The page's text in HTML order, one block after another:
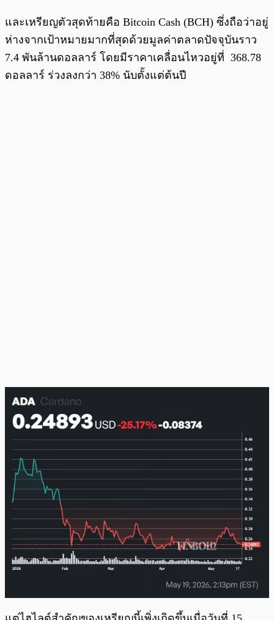
และเหรียญตัวสุดท้ายคือ Bitcoin Cash (BCH) ซึ่งถือว่าอยู่
ห่างจากเป้าหมายมากที่สุดด้วยมูลค่าตลาดปัจจุบันราว
7.4 พันล้านดอลลาร์ โดยมีราคาเคลื่อนไหวอยู่ที่ 368.78
ดอลลาร์ ร่วงลงกว่า 38% นับตั้งแต่ต้นปี